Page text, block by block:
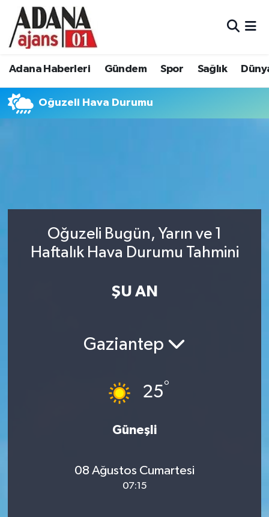
Adana Haberleri Gündem Spor Sağlık
Oğuzeli Hava Durumu
Oğuzeli Bugün, Yarın ve 1
Haftalık Hava Durumu Tahmini
ŞU AN
Gaziantep
25°
Güneşli
08 Ağustos Cumartesi
07:15
Adana Haberleri
Spor
Siyaset
Ekonomi
Adana Nöbetçi Eczaneler
Adana Namaz Vakitleri
Son Dakika Haberleri
Haber Arşivi